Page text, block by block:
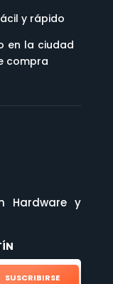
y rápido
en la ciudad
compra
Hardware y
SUSCRIBIRSE